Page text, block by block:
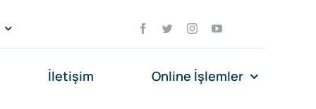
İletişim Online İşlemler